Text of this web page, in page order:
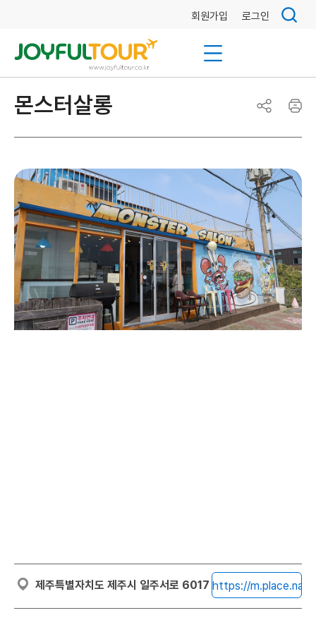
회원가입 로그인
몬스터살롱
몬스터살롱
제주특별자치도 제주시 일주서로 6017
제주특별자치도 제주시 일주서로 6017 https://